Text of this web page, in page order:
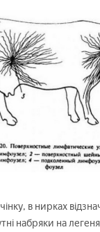
в нирках
набряки на